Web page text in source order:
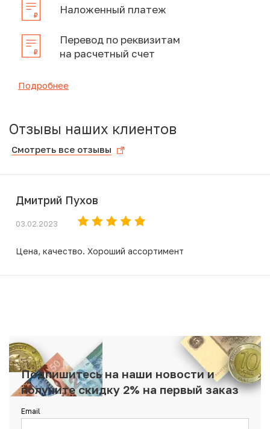
Наложенный платеж
Перевод по реквизитам
на расчетный счет
Подробнее
Отзывы наших клиентов
Смотреть все отзывы
Дмитрий Пухов
03.02.2023
Цена, качество. Хороший ассортимент
Подпишитесь на наши новости и
получите скидку 2% на первый заказ
Email